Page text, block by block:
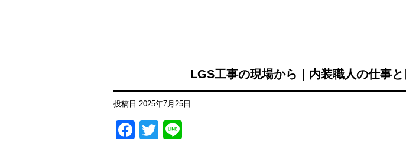
LGS工事の現場から｜内装職人の仕事
投稿日 2025年7月25日
Facebook
Twitter